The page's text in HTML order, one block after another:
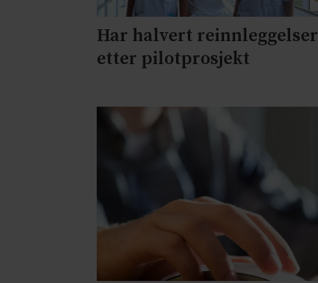
Har halvert reinnleggelser
etter pilotprosjekt